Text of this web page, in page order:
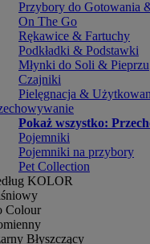
Przybory do Gotowania
On The Go
Rękawice & Fartuchy
Podkładki & Podstawki
Młynki do Soli & Pieprzu
Czajniki
Pielęgnacja &
Pokaż wszystko:
Pojemniki
Pojemniki na przybory
Pet Collection
KOLOR
Colour
Błyszczący